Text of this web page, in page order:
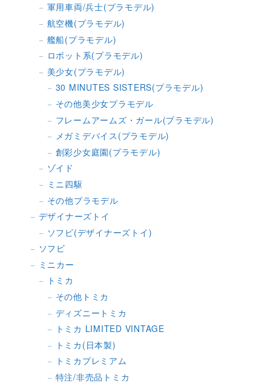
軍用車両/兵士(プラモデル)
航空機(プラモデル)
艦船(プラモデル)
ロボット系(プラモデル)
美少女(プラモデル)
30 MINUTES SISTERS(プラモデル)
その他美少女プラモデル
フレームアームズ・ガール(プラモデル)
メガミデバイス(プラモデル)
創彩少女庭園(プラモデル)
ゾイド
ミニ四駆
その他プラモデル
デザイナーズトイ
ソフビ(デザイナーズトイ)
ソフビ
ミニカー
トミカ
その他トミカ
ディズニートミカ
トミカ LIMITED VINTAGE
トミカ(日本製)
トミカプレミアム
特注/非売品トミカ